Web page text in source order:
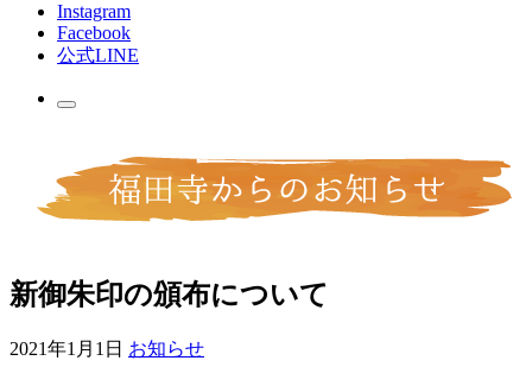
Instagram
Facebook
公式LINE
新御朱印の頒布について
2021年1月1日 お知らせ